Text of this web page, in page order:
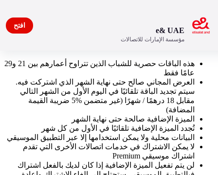
الشروط والأحكام
هذه الباقات حصرية للشباب الذين تتراوح أعمارهم بين 21 و29
عامًا فقط
العرض المجاني صالح حتى نهاية الشهر الذي اشتركت فيه.
سيتم تجديد الباقة تلقائيًا في اليوم الأول من الشهر التالي
مقابل 18 درهمًا / شهرًا (غير متضمن %5 ضريبة القيمة
المضافة)
الميزة الإضافية صالحة حتى نهاية الشهر
تُجدد الميزة الإضافية تلقائيًا في الأول من كل شهر
البيانات محلية ولا يمكن استخدامها إلا عبر التطبيق الموسيقي
لا يمكن الاشتراك في خدمات اتصالات الأخرى التي تقدم
اشتراك موسيقي Premium
لن يتم تفعيل الميزة الإضافية إذا كان لديك بالفعل اشتراك
e& UAE
مؤسسة الإمارات للاتصالات
افتح